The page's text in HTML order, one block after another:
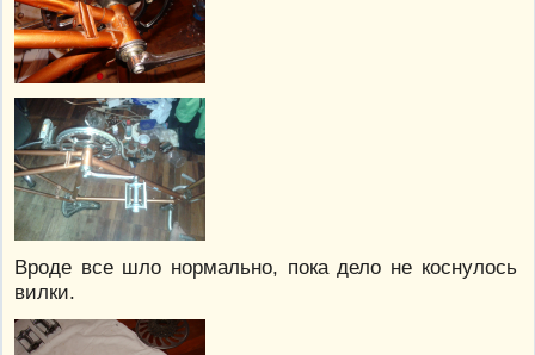
Вроде все шло нормально, пока дело не коснулось
вилки.